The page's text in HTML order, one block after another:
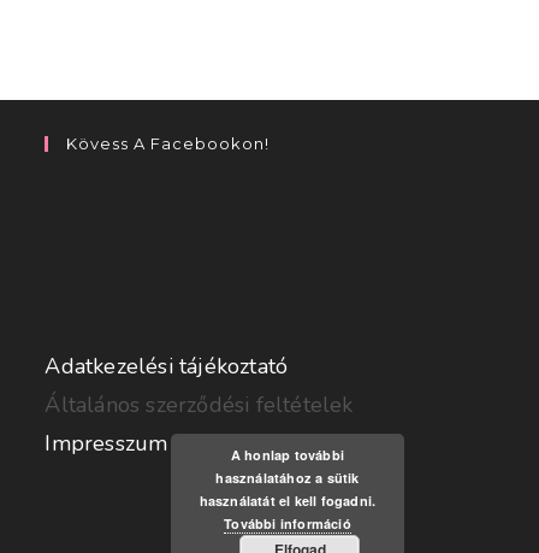
Kövess A Facebookon!
Adatkezelési tájékoztató
Általános szerződési feltételek
Impresszum
A honlap további
használatához a sütik
használatát el kell fogadni.
További információ